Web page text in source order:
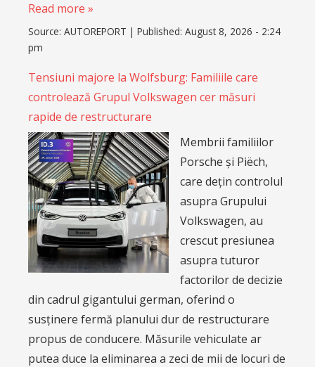
Read more »
Source: AUTOREPORT | Published: August 8, 2026 - 2:24
pm
Tensiuni majore la Wolfsburg: Familiile care
controlează Grupul Volkswagen cer măsuri
rapide de restructurare
Membrii familiilor
Porsche și Piëch,
care dețin controlul
asupra Grupului
Volkswagen, au
crescut presiunea
asupra tuturor
factorilor de decizie
din cadrul gigantului german, oferind o
susținere fermă planului dur de restructurare
propus de conducere. Măsurile vehiculate ar
putea duce la eliminarea a zeci de mii de locuri de